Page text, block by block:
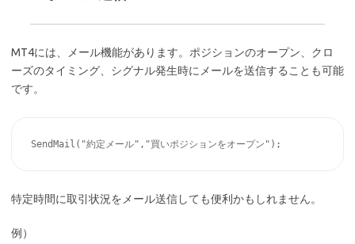
MT4には、メール機能があります。ポジションのオープン、クロ
ーズのタイミング、シグナル発生時にメールを送信することも可能
です。
特定時間に取引状況をメール送信しても便利かもしれません。
例）